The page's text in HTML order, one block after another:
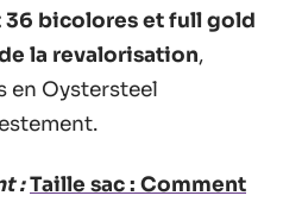
36 bicolores et full gold
la revalorisation,
en Oystersteel
:Taille sac : Comment